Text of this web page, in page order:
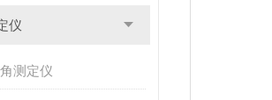
仪
测定仪